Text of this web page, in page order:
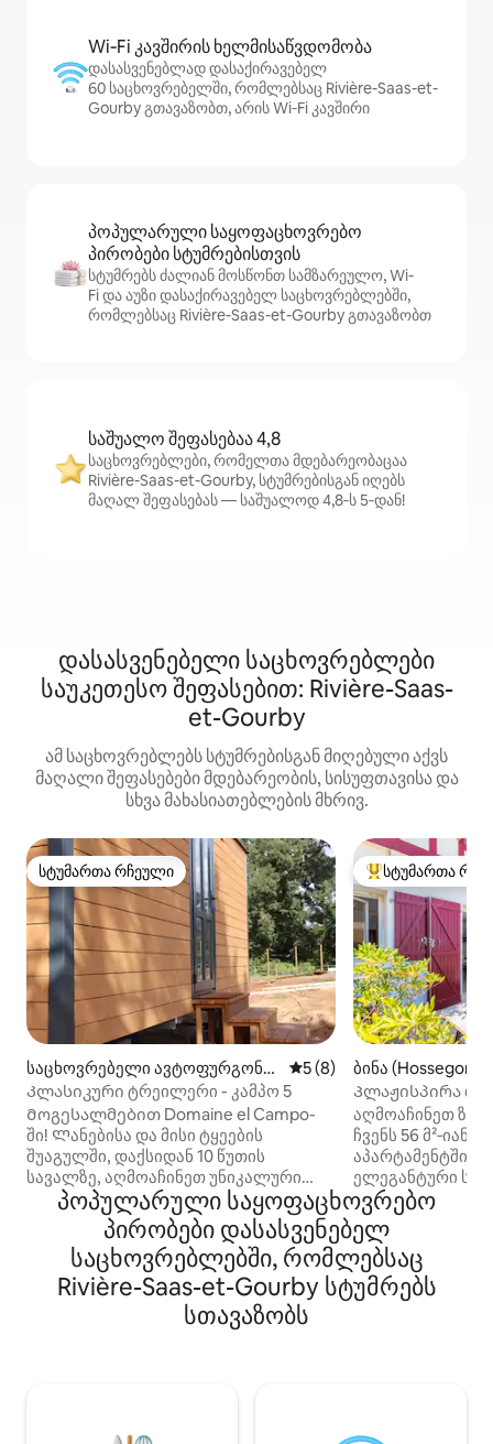
Wi‑Fi კავშირის ხელმისაწვდომობა
დასასვენებლად დასაქირავებელ
60 საცხოვრებელში, რომლებსაც Rivière-Saas-et-
Gourby გთავაზობთ, არის Wi‑Fi კავშირი
პოპულარული საყოფაცხოვრებო
პირობები სტუმრებისთვის
სტუმრებს ძალიან მოსწონთ სამზარეულო, Wi-
Fi და აუზი დასაქირავებელ საცხოვრებლებში,
რომლებსაც Rivière-Saas-et-Gourby გთავაზობთ
საშუალო შეფასებაა 4,8
საცხოვრებლები, რომელთა მდებარეობაცაა
Rivière-Saas-et-Gourby, სტუმრებისგან იღებს
მაღალ შეფასებას — საშუალოდ 4,8‑ს 5‑დან!
დასასვენებელი საცხოვრებლები
საუკეთესო შეფასებით: Rivière-Saas-
et-Gourby
ამ საცხოვრებლებს სტუმრებისგან მიღებული აქვს
მაღალი შეფასებები მდებარეობის, სისუფთავისა და
სხვა მახასიათებლების მხრივ.
სტუმართა რჩეული
სტუმართა რჩეული
საცხოვრებელი ავტოფურგონი
(Mées)
საშუალო შეფასებაა
5 (8)
Კლასიკური ტრეილერი - კამპო 5
Მოგესალმებით Domaine el Campo-
ში! Ლანებისა და მისი ტყეების
შუაგულში, დაქსიდან 10 წუთის
სავალზე, აღმოაჩინეთ უნიკალური
ადგილი, რომელიც
გარშემორტყმულია ბუნებით,
ცხენებითა და ლენდების ძროხებით.
Იცხოვრეთ ბოშების ტრეილერში
ავთენტურ გარემოში, რომელიც იტევს
ორ ზრდასრულს ბავშვთან ერთად.
Ორიგინალური, პეიზაჟები და
სტუმართა
სტუმართა
ბინა (Hossegor)
Პლაჟისპირა
ოკეანის ხედით
აღმოაჩინეთ
ჩვენს 56 მ²‑იან
აპარტამენტში
ელეგანტური
მდებარეობს
პირდაპირი
ტერასა,
იშლება.
ორ მდიდრულ
განახლდით
პოპულარული საყოფაცხოვრებო
პირობები დასასვენებელ
საცხოვრებლებში, რომლებსაც
Rivière-Saas-et-Gourby სტუმრებს
სთავაზობს